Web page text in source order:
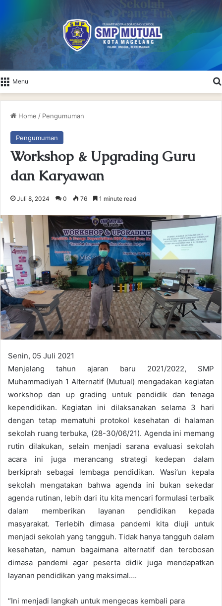
Menu
Home / Pengumuman
Pengumuman
Workshop & Upgrading Guru
dan Karyawan
Juli 8, 2024 0 76 1 minute read
Senin, 05 Juli 2021
Menjelang tahun ajaran baru 2021/2022, SMP
Muhammadiyah 1 Alternatif (Mutual) mengadakan kegiatan
workshop dan up grading untuk pendidik dan tenaga
kependidikan. Kegiatan ini dilaksanakan selama 3 hari
dengan tetap mematuhi protokol kesehatan di halaman
sekolah ruang terbuka, (28-30/06/21). Agenda ini memang
rutin dilakukan, selain menjadi sarana evaluasi sekolah
acara ini juga merancang strategi kedepan dalam
berkiprah sebagai lembaga pendidikan. Wasi’un kepala
sekolah mengatakan bahwa agenda ini bukan sekedar
agenda rutinan, lebih dari itu kita mencari formulasi terbaik
dalam memberikan layanan pendidikan kepada
masyarakat. Terlebih dimasa pandemi kita diuji untuk
menjadi sekolah yang tangguh. Tidak hanya tangguh dalam
kesehatan, namun bagaimana alternatif dan terobosan
dimasa pandemi agar peserta didik juga mendapatkan
layanan pendidikan yang maksimal….
“Ini menjadi langkah untuk mengecas kembali para